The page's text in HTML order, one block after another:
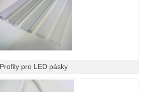
Profily pro LED pásky